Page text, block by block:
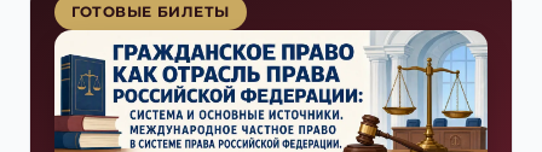
ГОТОВЫЕ БИЛЕТЫ